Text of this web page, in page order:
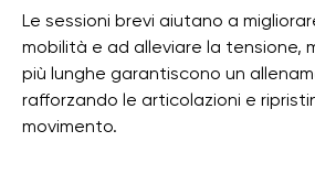
Le sessioni brevi aiutano a
mobilità e ad alleviare la tensione,
più lunghe garantiscono un
rafforzando le articolazioni e
movimento.